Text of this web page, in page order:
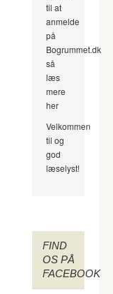
til at
anmelde
på
Bogrummet.dk
så
læs
mere
her
Velkommen
til og
god
læselyst!
FIND
OS PÅ
FACEBOOK